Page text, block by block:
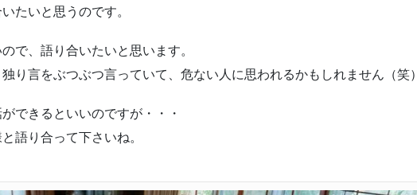
たいと思うのです。
で、語り合いたいと思います。
り言をぶつぶつ言っていて、危ない人に思われるかもしれません（笑）
できるといいのですが・・・
語り合って下さいね。